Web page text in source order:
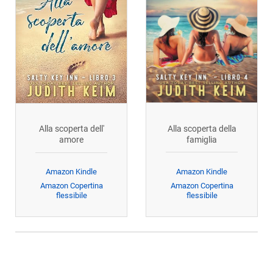
Alla scoperta dell'
amore
Amazon Kindle
Amazon Copertina
flessibile
Alla scoperta della
famiglia
Amazon Kindle
Amazon Copertina
flessibile